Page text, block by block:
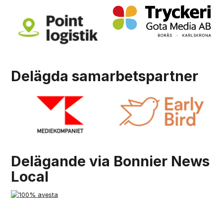
Delägda samarbetspartner
Delägande via Bonnier News
Local